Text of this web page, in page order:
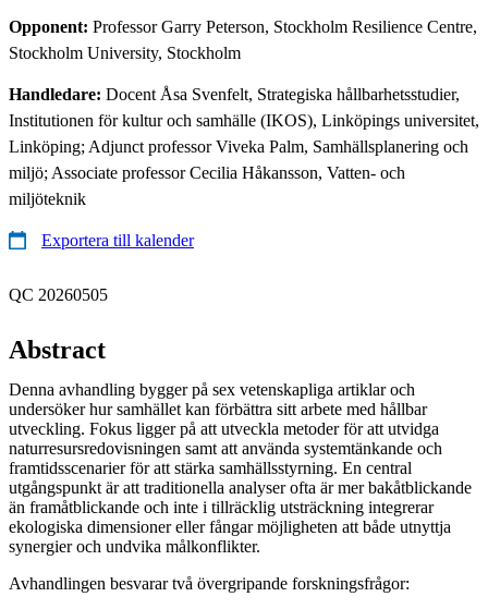
Opponent: Professor Garry Peterson, Stockholm Resilience Centre,
Stockholm University, Stockholm
Handledare: Docent Åsa Svenfelt, Strategiska hållbarhetsstudier,
Institutionen för kultur och samhälle (IKOS), Linköpings universitet,
Linköping; Adjunct professor Viveka Palm, Samhällsplanering och
miljö; Associate professor Cecilia Håkansson, Vatten- och
miljöteknik
Exportera till kalender
QC 20260505
Abstract
Denna avhandling bygger på sex vetenskapliga artiklar och
undersöker hur samhället kan förbättra sitt arbete med hållbar
utveckling. Fokus ligger på att utveckla metoder för att utvidga
naturresursredovisningen samt att använda systemtänkande och
framtidsscenarier för att stärka samhällsstyrning. En central
utgångspunkt är att traditionella analyser ofta är mer bakåtblickande
än framåtblickande och inte i tillräcklig utsträckning integrerar
ekologiska dimensioner eller fångar möjligheten att både utnyttja
synergier och undvika målkonflikter.
Avhandlingen besvarar två övergripande forskningsfrågor: